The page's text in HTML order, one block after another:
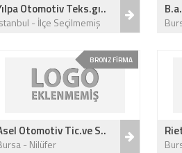
Otomotiv Teks.gı..
- İlçe Seçilmemiş
BRONZ FİRMA
Otomotiv Tic.ve S..
- Nilüfer